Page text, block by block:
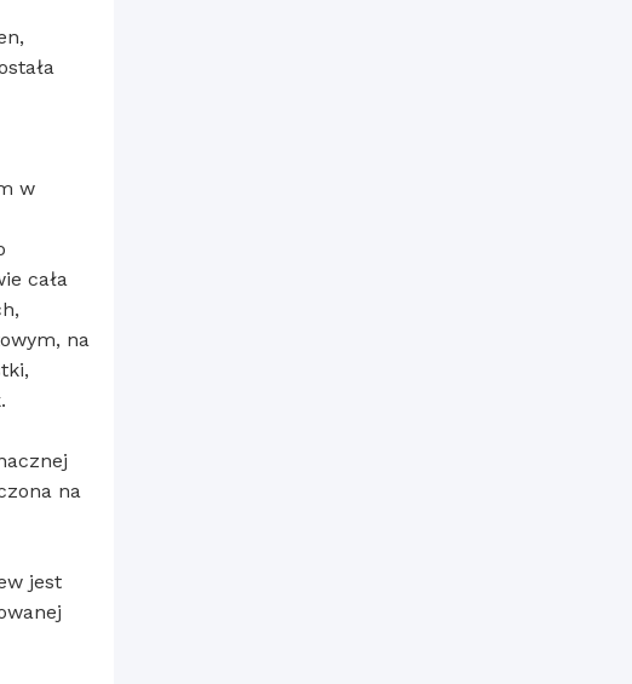
w
cała
na
na
jest